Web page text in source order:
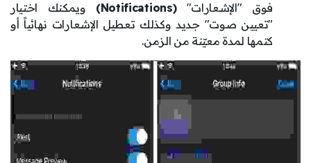
فوق "الإشعارات"(Notifications)
ويمكنك اختيار
"تعيين صوت" جديد وكذلك تعطيل الإشعارات نهائياً أو
كتمها لمدة معيّنة من الزمن.